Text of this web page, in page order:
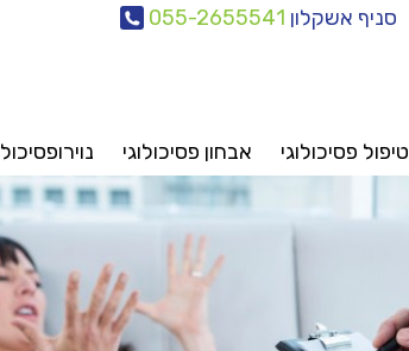
סניף אשקלון 055-2655541
טיפול פסיכולוגי אבחון פסיכולוגי